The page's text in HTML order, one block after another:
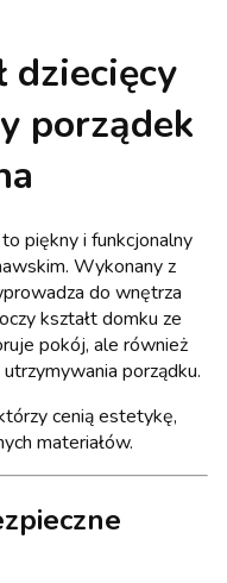
dziecięcy
porządek
to piękny i funkcjonalny
Wykonany z
do wnętrza
kształt domku ze
pokój, ale również
porządku.
cenią estetykę,
materiałów.